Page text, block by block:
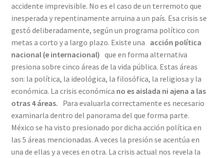
accidente imprevisible. No es el caso de un terremoto que
inesperada y repentinamente arruina a un país. Esa crisis se
gestó deliberadamente, según un programa político con
metas a corto y a largo plazo. Existe una acción política
nacional (e internacional) que en forma alternativa
presiona sobre cinco áreas de la vida pública. Estas áreas
son: la política, la ideológica, la filosófica, la religiosa y la
económica. La crisis económica no es aislada ni ajena a las
otras 4 áreas. Para evaluarla correctamente es necesario
examinarla dentro del panorama del que forma parte.
México se ha visto presionado por dicha acción política en
las 5 áreas mencionadas. A veces la presión se acentúa en
una de ellas y a veces en otra. La crisis actual nos revela la